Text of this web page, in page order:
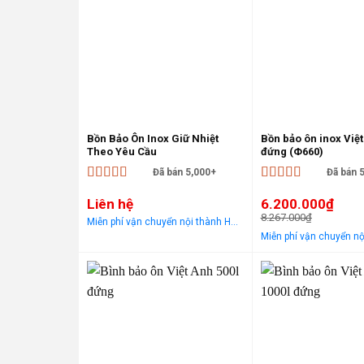
Bồn Bảo Ôn Inox Giữ Nhiệt
Theo Yêu Cầu
hạng 55 sao
Đã bán 5,000+
Liên hệ
Miễn phí vận chuyển nội thành Hà Nội Áp dụng cho khách hàng gọi điện, đến trực tiếp hoặc chat! Tặng gói khảo sát, tư vấn, lắp ráp miễn phí trong khu vực nội thành Hà Nội
Bồn bảo ôn inox
đứng (Φ660)
hạng55 sao
Đã bán
8.267.000₫
Giá
gốc
là:
8.267.000₫.
6.200.000₫
Giá
hiện
tại
là:
6.200.000₫.